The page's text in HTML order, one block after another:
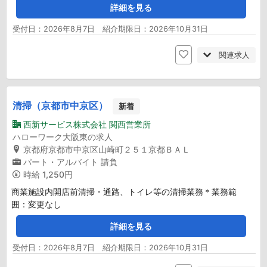
詳細を見る
受付日：2026年8月7日 紹介期限日：2026年10月31日
関連求人
清掃（京都市中京区） 新着
西新サービス株式会社 関西営業所
ハローワーク大阪東の求人
京都府京都市中京区山崎町２５１京都ＢＡＬ
パート・アルバイト 請負
時給 1,250円
商業施設内開店前清掃・通路、トイレ等の清掃業務＊業務範
囲：変更なし
詳細を見る
受付日：2026年8月7日 紹介期限日：2026年10月31日